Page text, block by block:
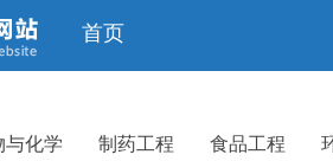
首页
与化学 制药工程 食品工程